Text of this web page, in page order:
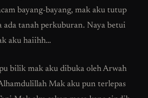
bayang-bayang, mak aku tutup
ada tanah perkuburan. Naya betui
aku haiihh…
bilik mak aku dibuka oleh Arwah
Mak aku pun terlepas